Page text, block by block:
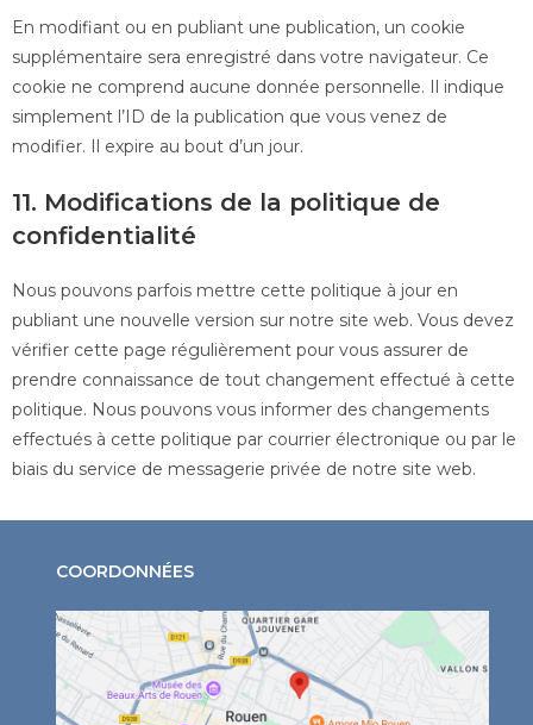
En modifiant ou en publiant une publication, un cookie
supplémentaire sera enregistré dans votre navigateur. Ce
cookie ne comprend aucune donnée personnelle. Il indique
simplement l’ID de la publication que vous venez de
modifier. Il expire au bout d’un jour.
11. Modifications de la politique de
confidentialité
Nous pouvons parfois mettre cette politique à jour en
publiant une nouvelle version sur notre site web. Vous devez
vérifier cette page régulièrement pour vous assurer de
prendre connaissance de tout changement effectué à cette
politique. Nous pouvons vous informer des changements
effectués à cette politique par courrier électronique ou par le
biais du service de messagerie privée de notre site web.
COORDONNÉES